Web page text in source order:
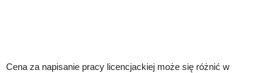
Cena za napisanie pracy licencjackiej może się różnić w